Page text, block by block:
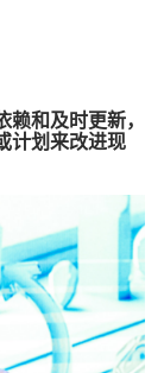
和及时更新，
计划来改进现